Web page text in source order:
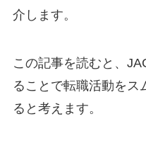
介します。
この記事を読むと、
ることで転職活動をス
ると考えます。